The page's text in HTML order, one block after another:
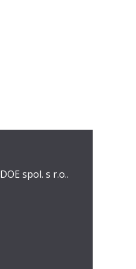
DOE spol. s r.o..